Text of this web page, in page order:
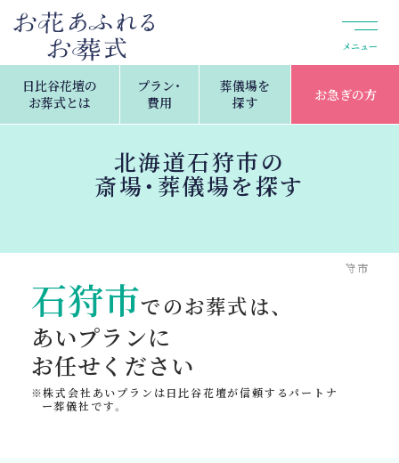
メニュー
日比谷花壇の
お葬式とは
プラン・
費用
葬儀場を
探す
お急ぎの方
北海道石狩市の
斎場・葬儀場を探す
石狩市
石狩市でのお葬式は、
あいプランに
お任せください
株式会社あいプランは日比谷花壇が信頼するパートナ
ー葬儀社です。